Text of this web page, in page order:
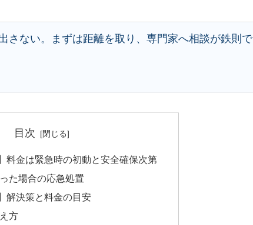
さない。まずは距離を取り、専門家へ相談が鉄則で
目次
料金は緊急時の初動と安全確保次第
た場合の応急処置
解決策と料金の目安
方